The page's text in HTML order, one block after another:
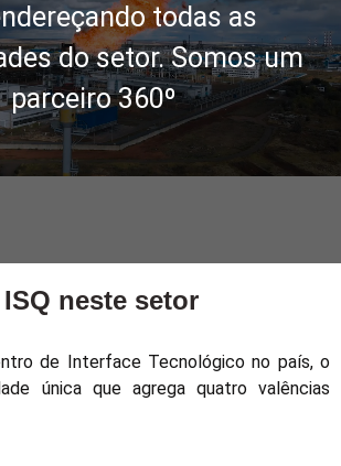
todas as
do setor. Somos um
parceiro 360º
neste setor
de Interface Tecnológico no país, o
única que agrega quatro valências